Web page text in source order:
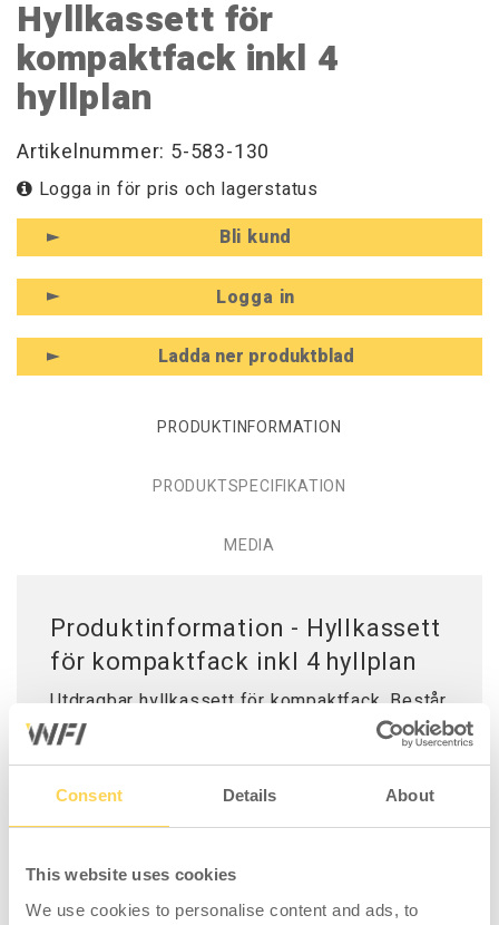
Consent Details About
This website uses cookies
We use cookies to personalise content and ads, to
Hyllkassett för
kompaktfack inkl 4
hyllplan
Artikelnummer: 5-583-130
Logga in för pris och lagerstatus
Bli kund
Logga in
Ladda ner produktblad
PRODUKTINFORMATION
PRODUKTSPECIFIKATION
MEDIA
Produktinformation - Hyllkassett
för kompaktfack inkl 4 hyllplan
Utdragbar hyllkassett för kompaktfack. Består
av 4 st lådfack som skruvas ihop på ramen.
Lådfacken kan placeras på valfri höjd med
150 mm intervall. Mått på lådfacket är
Maxbelastning är 200 kg fördelad vikt. Färg: